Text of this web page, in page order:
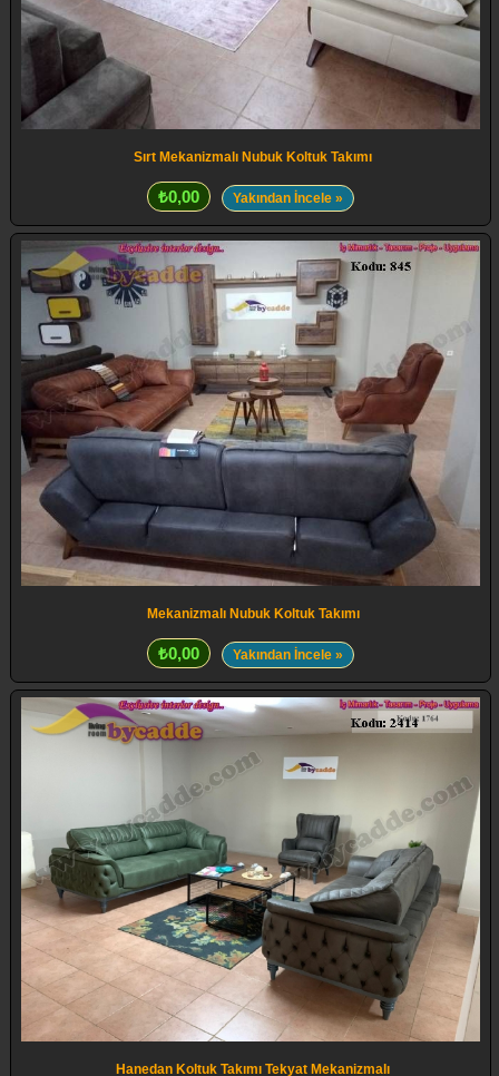
Sırt Mekanizmalı Nubuk Koltuk Takımı
₺0,00 Yakından İncele »
Mekanizmalı Nubuk Koltuk Takımı
₺0,00 Yakından İncele »
Hanedan Koltuk Takımı Tekyat Mekanizmalı